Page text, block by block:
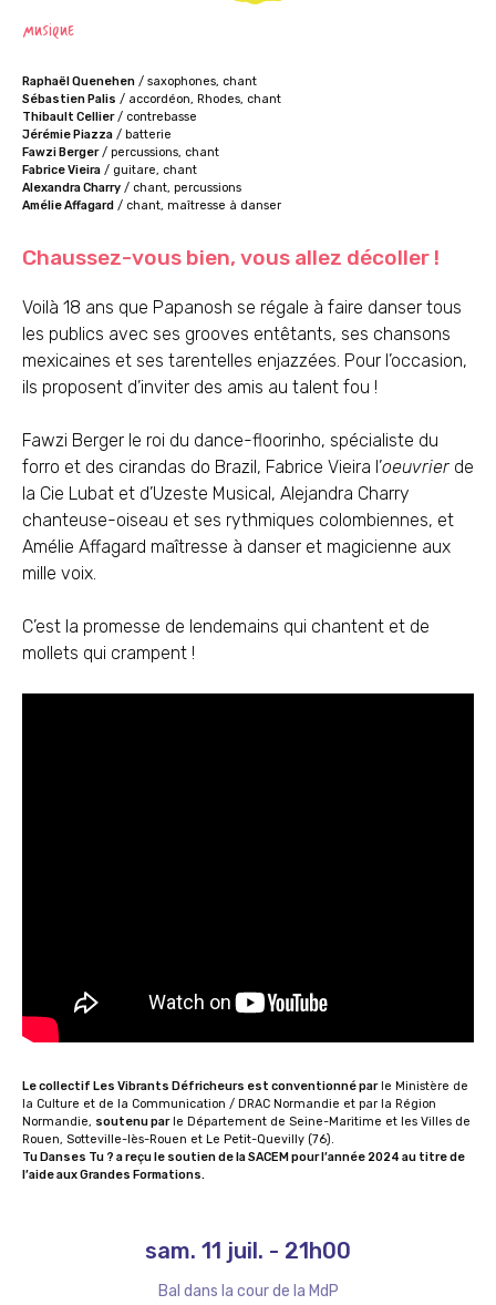
MUSIQUE
Raphaël Quenehen / saxophones, chant
Sébastien Palis / accordéon, Rhodes, chant
Thibault Cellier/ contrebasse
Jérémie Piazza / batterie
Fawzi Berger/ percussions, chant
Fabrice Vieira / guitare, chant
Alexandra Charry / chant, percussions
Amélie Affagard / chant, maîtresse à danser
Chaussez-vous bien, vous allez décoller !
Voilà 18 ans que Papanosh se régale à faire danser tous
les publics avec ses grooves entêtants, ses chansons
mexicaines et ses tarentelles enjazzées. Pour l’occasion,
ils proposent d’inviter des amis au talent fou !
Fawzi Berger le roi du dance-floorinho, spécialiste du
forro et des cirandas do Brazil, Fabrice Vieira l’oeuvrier de
la Cie Lubat et d’Uzeste Musical, Alejandra Charry
chanteuse-oiseau et ses rythmiques colombiennes, et
Amélie Affagard maîtresse à danser et magicienne aux
mille voix.
C’est la promesse de lendemains qui chantent et de
mollets qui crampent !
Le collectif Les Vibrants Défricheurs est conventionné parle Ministère de
la Culture et de la Communication / DRAC Normandie et par la Région
Normandie, soutenu parle Département de Seine-Maritime et les Villes de
Rouen, Sotteville-lès-Rouen et Le Petit-Quevilly (76).
Tu Danses Tu ? a reçu le soutien de la SACEM pour l’année 2024 au titre de
l’aide aux Grandes Formations.
sam. 11 juil. - 21h00
Bal dans la cour de la MdP